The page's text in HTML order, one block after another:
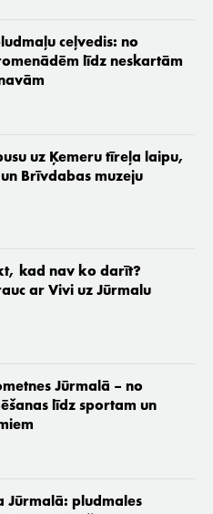
ceļvedis: no
līdz neskartām
uz Ķemeru tīreļa laipu,
Brīvdabas muzeju
kad nav ko darīt?
ar Vivi uz Jūrmalu
Jūrmalā – no
līdz sportam un
Jūrmalā: pludmales